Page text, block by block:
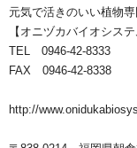
元気で活きのいい植物
【オニヅカバイオシス
TEL 0946-42-8333
FAX 0946-42-8338
http://